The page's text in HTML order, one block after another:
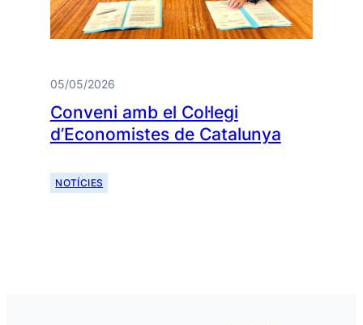
05/05/2026
Conveni amb el Col·legi
d’Economistes de Catalunya
NOTÍCIES